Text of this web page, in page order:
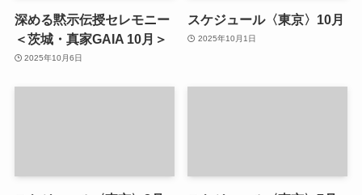
深める黙示伝授セレモニー
＜茨城・真家GAIA 10月＞
2025年10月6日
スケジュール〈東京〉10月
2025年10月1日